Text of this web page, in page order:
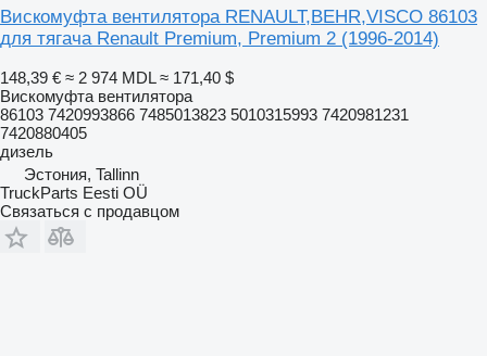
Вискомуфта вентилятора RENAULT,BEHR,VISCO 86103
для тягача Renault Premium, Premium 2 (1996-2014)
148,39 € ≈ 2 974 MDL ≈ 171,40 $
Вискомуфта вентилятора
86103 7420993866 7485013823 5010315993 7420981231
7420880405
дизель
Эстония, Tallinn
TruckParts Eesti OÜ
Связаться с продавцом